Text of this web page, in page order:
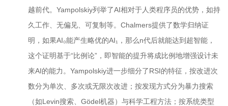
越前代。Yampolskiy列举了AI相对于人类程序员的优势，如持
久工作、无偏见、可复制等。Chalmers提供了数学归纳证
明，如果AI₀能产生略优的AI₁，那么n代后就能达到超智能，
这个证明基于“比例论”，即智能的提升将成比例地增强设计未
来AI的能力。Yampolskiy进一步细分了RSI的特征，按改进次
数分为单次、多次或无限次改进；按发现方式分为暴力搜索
（如Levin搜索、Gödel机器）与科学工程方法；按系统类型